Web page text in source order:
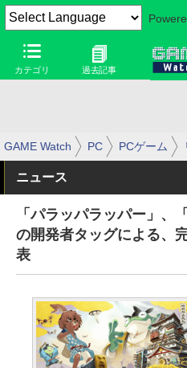
カテゴリ 過去記事
GAME Watch PC PCゲーム
ニュース
「パラッパラッパー」、
の開発者タッグによる、
表